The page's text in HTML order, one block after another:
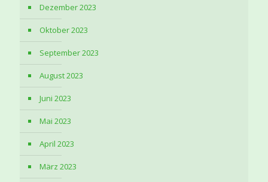
Dezember 2023
Oktober 2023
September 2023
August 2023
Juni 2023
Mai 2023
April 2023
März 2023